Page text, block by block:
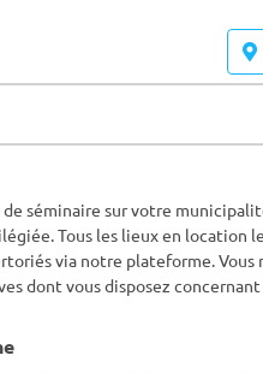
séminaire sur votre
Tous les lieux en location
via notre plateforme. Vous
dont vous disposez